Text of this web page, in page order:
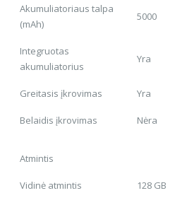
Akumuliatoriaus talpa
(mAh)
5000
Integruotas
akumuliatorius
Yra
Greitasis įkrovimas Yra
Belaidis įkrovimas Nėra
Atmintis
Vidinė atmintis 128 GB